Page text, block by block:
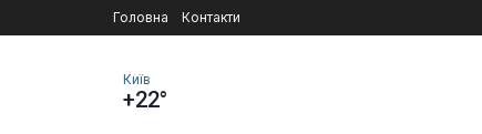
Головна Контакти
Київ
+22°